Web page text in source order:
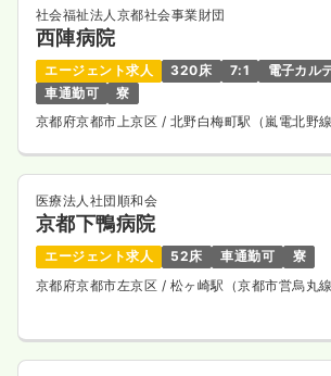
社会福祉法人京都社会事業財団
西陣病院
エージェント求人 320床 7:1
電子カル
車通勤可
寮
京都府京都市上京区 / 北野白梅町駅（嵐電北野
医療法人社団順和会
京都下鴨病院
エージェント求人 52床 車通勤可
寮
京都府京都市左京区 / 松ヶ崎駅（京都市営烏丸